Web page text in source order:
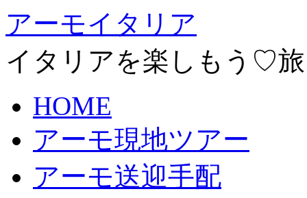
アーモイタリア
イタリアを楽しもう♡
HOME
アーモ現地ツアー
アーモ送迎手配